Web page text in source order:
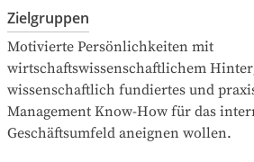
Zielgruppen
Motivierte Persönlichkeiten mit
wirtschaftswissenschaftlichem
wissenschaftlich fundiertes und
Management Know-How für das
Geschäftsumfeld aneignen wollen.